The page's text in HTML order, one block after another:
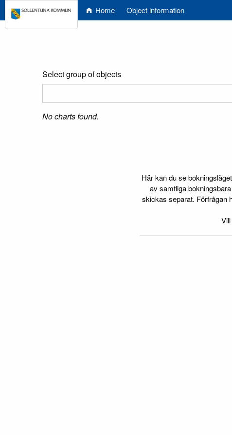
Home Object information
Select group of objects
No charts found.
Här kan du se
av samtliga
skickas separat. Förfrågan